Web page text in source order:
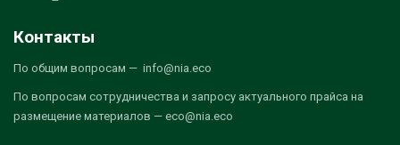
Контакты
По общим вопросам — info@nia.eco
По вопросам сотрудничества и запросу актуального прайса на
размещение материалов — eco@nia.eco